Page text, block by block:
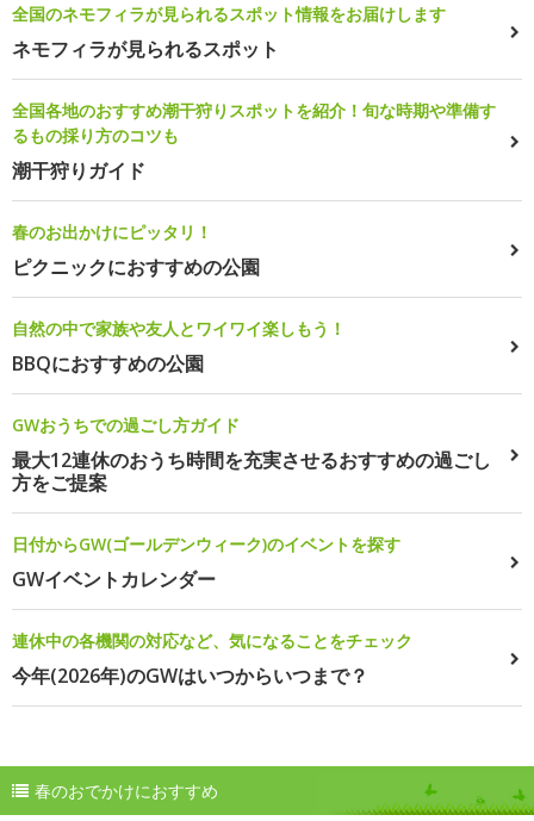
全国のネモフィラが見られるスポット情報をお届けします
ネモフィラが見られるスポット
全国各地のおすすめ潮干狩りスポットを紹介！旬な時期や準備す
るもの採り方のコツも
潮干狩りガイド
春のお出かけにピッタリ！
ピクニックにおすすめの公園
自然の中で家族や友人とワイワイ楽しもう！
BBQにおすすめの公園
GWおうちでの過ごし方ガイド
最大12連休のおうち時間を充実させるおすすめの過ごし
方をご提案
日付からGW(ゴールデンウィーク)のイベントを探す
GWイベントカレンダー
連休中の各機関の対応など、気になることをチェック
今年(2026年)のGWはいつからいつまで？
春のおでかけにおすすめ